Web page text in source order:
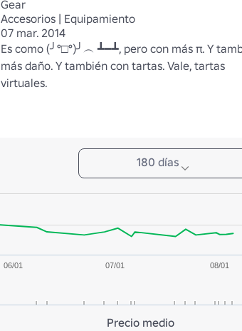
Gear
Accesorios | Equipamiento
07 mar. 2014
Es como (╯°□°)╯︵ ┻━┻, pero con más π. Y
más daño. Y también con tartas. Vale, tartas
virtuales.
180 días
06/01 07/01 08/01
Precio medio